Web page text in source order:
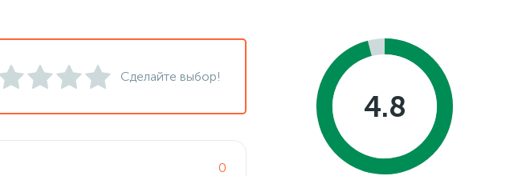
Сделайте выбор!
0
4.8